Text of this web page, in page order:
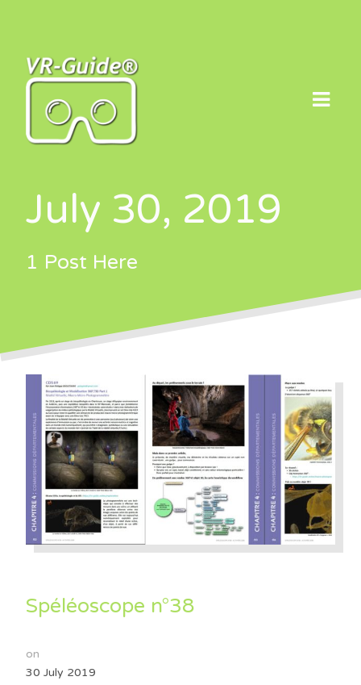
content
July 30, 2019
1 Post Here
Spéléoscope n°38
on
30 July 2019